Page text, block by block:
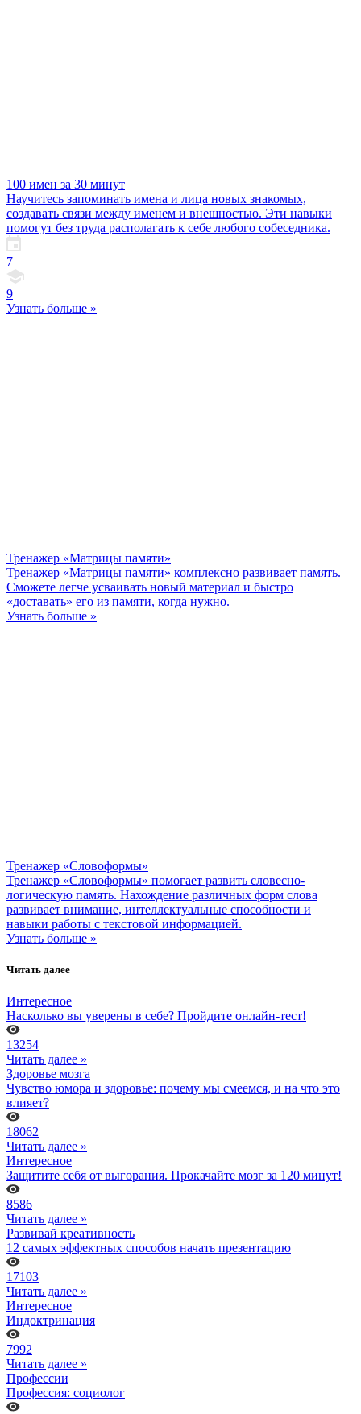
100 имен за 30 минут
Научитесь запоминать имена и лица новых знакомых,
создавать связи между именем и внешностью. Эти навыки
помогут без труда располагать к себе любого собеседника.
7
9
Узнать больше »
Тренажер «Матрицы памяти»
Тренажер «Матрицы памяти» комплексно развивает память.
Сможете легче усваивать новый материал и быстро
«доставать» его из памяти, когда нужно.
Узнать больше »
Тренажер «Словоформы»
Тренажер «Словоформы» помогает развить словесно-
логическую память. Нахождение различных форм слова
развивает внимание, интеллектуальные способности и
навыки работы с текстовой информацией.
Узнать больше »
Читать далее
Интересное
Насколько вы уверены в себе? Пройдите онлайн-тест!
13254
Читать далее »
Здоровье мозга
Чувство юмора и здоровье: почему мы смеемся, и на что это
влияет?
18062
Читать далее »
Интересное
Защитите себя от выгорания. Прокачайте мозг за 120 минут!
8586
Читать далее »
Развивай креативность
12 самых эффектных способов начать презентацию
17103
Читать далее »
Интересное
Индоктринация
7992
Читать далее »
Профессии
Профессия: социолог